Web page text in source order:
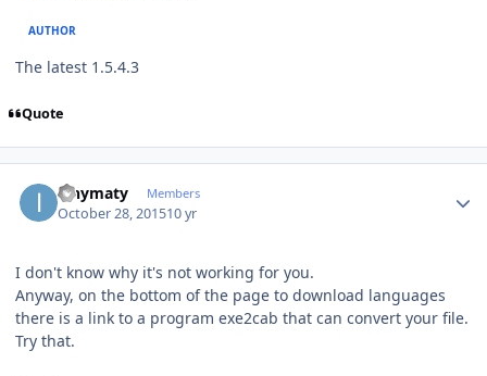
AUTHOR
The latest 1.5.4.3
Quote
ianymaty Members
October 28, 201510 yr
I don't know why it's not working for you.
Anyway, on the bottom of the page to download languages
there is a link to a program exe2cab that can convert your file.
Try that.